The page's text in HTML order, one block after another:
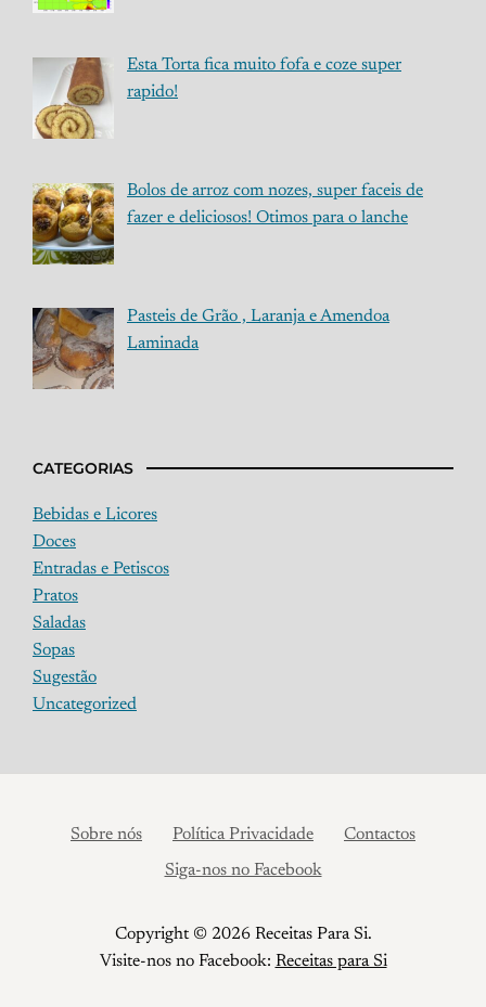
Esta Torta fica muito fofa e coze super
rapido!
Bolos de arroz com nozes, super faceis de
fazer e deliciosos! Otimos para o lanche
Pasteis de Grão , Laranja e Amendoa
Laminada
CATEGORIAS
Bebidas e Licores
Doces
Entradas e Petiscos
Pratos
Saladas
Sopas
Sugestão
Uncategorized
Copyright © 2026 Receitas Para Si.
Visite-nos no Facebook: Receitas para Si
Sobre nós Política Privacidade Contactos
Siga-nos no Facebook